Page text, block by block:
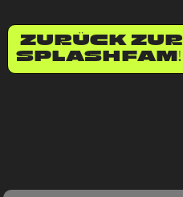
ZURÜCK ZUR
SPLASHFAM!